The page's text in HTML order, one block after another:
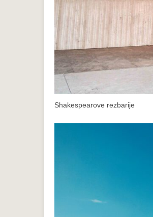
Shakespearove rezbarije